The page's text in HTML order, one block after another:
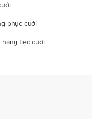
phục cưới
hàng tiệc cưới